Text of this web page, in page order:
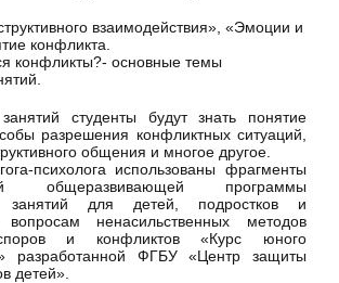
взаимодействия», «Эмоции и
конфликта.
конфликты?- основные темы
студенты будут знать понятие
разрешения конфликтных ситуаций,
общения и многое другое.
психолога использованы фрагменты
общеразвивающей программы
занятий для детей, подростков и
ненасильственных методов
и конфликтов «Курс юного
разработанной ФГБУ «Центр защиты
детей».